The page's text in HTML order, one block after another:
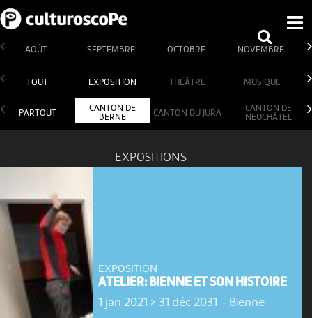
AOÛT SEPTEMBRE OCTOBRE NOVEMBRE
TOUT EXPOSITION THÉÂTRE MUSIQUE
PARTOUT
CANTON DE
BERNE
CANTON DU JURA
CANTON DE
NEUCHÂTEL
EXPOSITIONS
EXPOSITION
ATELIER: BIENNE ET SON HISTOIRE
1 jan 2021 > 31 déc 2031 - Bienne